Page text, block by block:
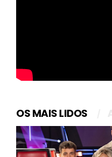
OS MAIS LIDOS